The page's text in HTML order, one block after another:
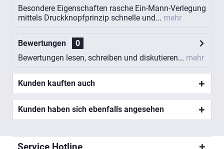
Besondere Eigenschaften rasche Ein-Mann-Verlegung
mittels Druckknopfprinzip schnelle und... mehr
Bewertungen
0
Bewertungen lesen, schreiben und diskutieren... mehr
Kunden kauften auch
Kunden haben sich ebenfalls angesehen